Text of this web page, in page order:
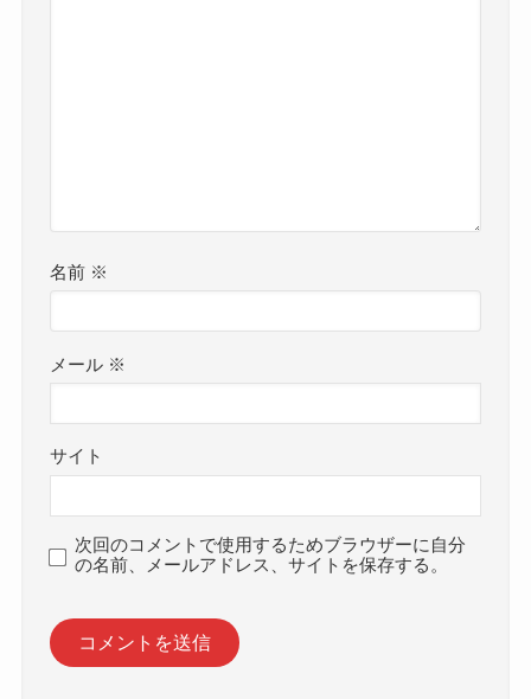
名前 ※
メール ※
サイト
次回のコメントで使用するためブラウザーに自分
の名前、メールアドレス、サイトを保存する。